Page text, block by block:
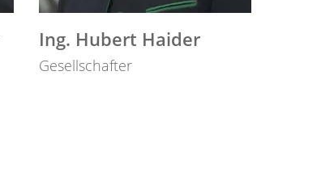
Ing. Hubert Haider
Gesellschafter